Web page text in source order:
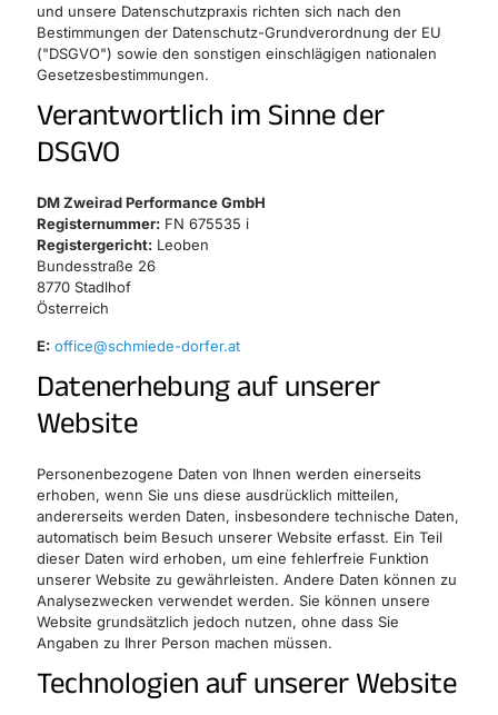
und unsere Datenschutzpraxis richten sich nach den
Bestimmungen der Datenschutz-Grundverordnung der EU
("DSGVO") sowie den sonstigen einschlägigen nationalen
Gesetzesbestimmungen.
Verantwortlich im Sinne der
DSGVO
DM Zweirad Performance GmbH
Registernummer: FN 675535 i
Registergericht: Leoben
Bundesstraße 26
8770 Stadlhof
Österreich
E: office@schmiede-dorfer.at
Datenerhebung auf unserer
Website
Personenbezogene Daten von Ihnen werden einerseits
erhoben, wenn Sie uns diese ausdrücklich mitteilen,
andererseits werden Daten, insbesondere technische Daten,
automatisch beim Besuch unserer Website erfasst. Ein Teil
dieser Daten wird erhoben, um eine fehlerfreie Funktion
unserer Website zu gewährleisten. Andere Daten können zu
Analysezwecken verwendet werden. Sie können unsere
Website grundsätzlich jedoch nutzen, ohne dass Sie
Angaben zu Ihrer Person machen müssen.
Technologien auf unserer Website